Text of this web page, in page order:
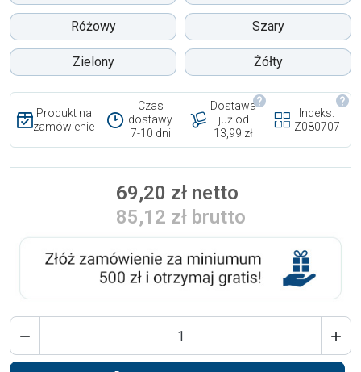
Różowy Szary
Zielony Żółty
Produkt na
zamówienie
Czas
dostawy
7-10 dni
Dostawa
już od
13,99 zł
Indeks:
Z080707
69,20 zł netto
85,12 zł brutto
 